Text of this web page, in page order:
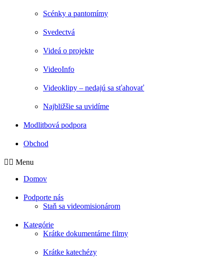
Scénky a pantomímy
Svedectvá
Videá o projekte
VideoInfo
Videoklipy – nedajú sa sťahovať
Najbližšie sa uvidíme
Modlitbová podpora
Obchod
Menu
Domov
Podporte nás
Staň sa videomisionárom
Kategórie
Krátke dokumentárne filmy
Krátke katechézy